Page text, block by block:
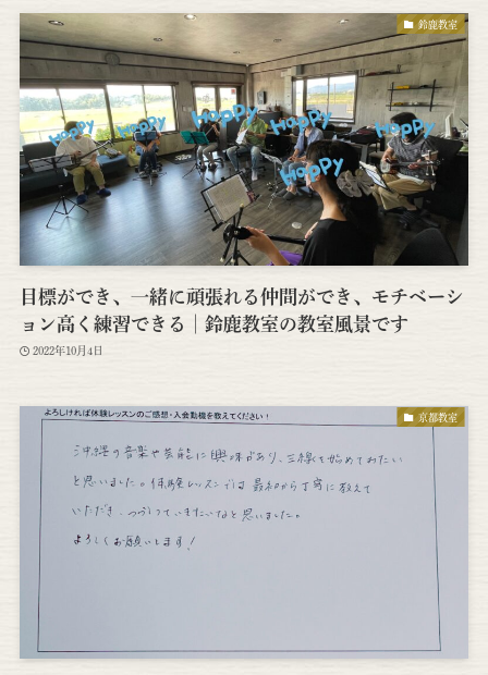
鈴鹿教室
目標ができ、一緒に頑張れる仲間ができ、モチベーシ
ョン高く練習できる│鈴鹿教室の教室風景です
2022年10月4日
京都教室